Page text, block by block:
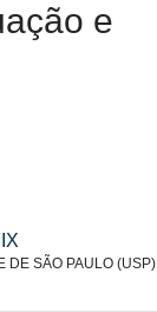
e
DE SÃO PAULO (USP)